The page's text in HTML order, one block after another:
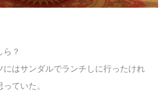
？
にはサンダルでランチしに行ったけれ
ていた。